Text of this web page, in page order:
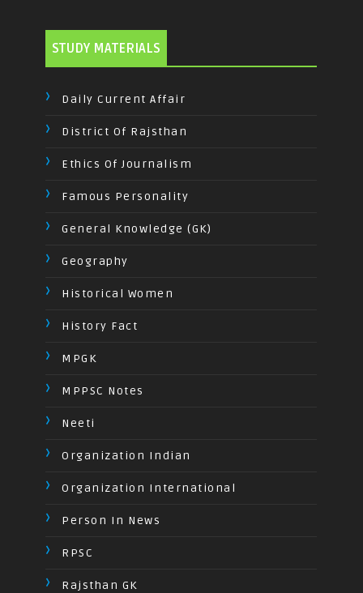
STUDY MATERIALS
Daily Current Affair
District Of Rajsthan
Ethics Of Journalism
Famous Personality
General Knowledge (GK)
Geography
Historical Women
History Fact
MPGK
MPPSC Notes
Neeti
Organization Indian
Organization International
Person In News
RPSC
Rajsthan GK